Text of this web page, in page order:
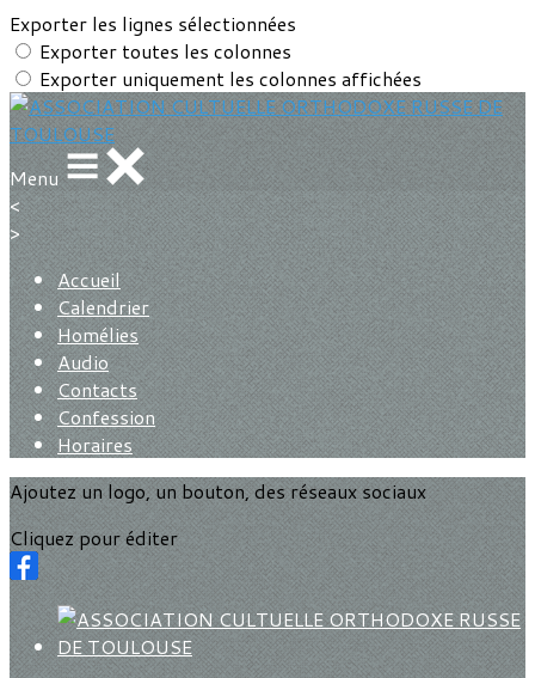
Exporter les lignes sélectionnées
Exporter toutes les colonnes
Exporter uniquement les colonnes affichées
Menu
<
>
Accueil
Calendrier
Homélies
Audio
Contacts
Confession
Horaires
Ajoutez un logo, un bouton, des réseaux sociaux
Cliquez pour éditer